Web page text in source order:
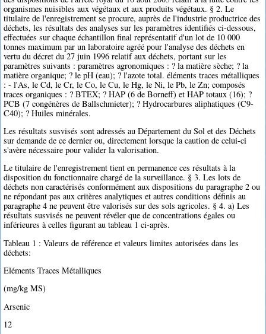
organismes nuisibles aux végétaux et aux produits végétaux. § 2. Le
titulaire de l'enregistrement se procure, auprès de l'industrie productrice des
déchets, les résultats des analyses sur les paramètres identifiés ci-dessous,
effectuées sur chaque échantillon final représentatif d'un lot de 10 000
tonnes maximum par un laboratoire agréé pour l'analyse des déchets en
vertu du décret du 27 juin 1996 relatif aux déchets, portant sur les
paramètres suivants : paramètres agronomiques : ? la matière sèche; ? la
matière organique; ? le pH (eau); ? l'azote total. éléments traces métalliques
: - l'As, le Cd, le Cr, le Co, le Cu, le Hg, le Ni, le Pb, le Zn; composés
traces organiques : ? BTEX; ? HAP (6 de Borneff) et HAP totaux (16); ?
PCB (7 congénères de Ballschmieter); ? Hydrocarbures aliphatiques (C9-
C40); ? Huiles minérales.
Les résultats susvisés sont adressés au Département du Sol et des Déchets
sur demande de ce dernier ou, directement lorsque la caution de celui-ci
s'avère nécessaire pour valider la valorisation.
Le titulaire de l'enregistrement tient en permanence ces résultats à la
disposition du fonctionnaire chargé de la surveillance. § 3. Les lots de
déchets non caractérisés conformément aux dispositions du paragraphe 2 ou
ne répondant pas aux critères analytiques et autres conditions définis au
paragraphe 4 ne peuvent être valorisés sur des sols agricoles. § 4. a) Les
résultats susvisés ne peuvent révéler que de concentrations égales ou
inférieures à celles figurant au tableau 1 ci-après.
Tableau 1 : Valeurs de référence et valeurs limites autorisées dans les
déchets:
Eléments Traces Métalliques
(mg/kg MS)
Arsenic
12